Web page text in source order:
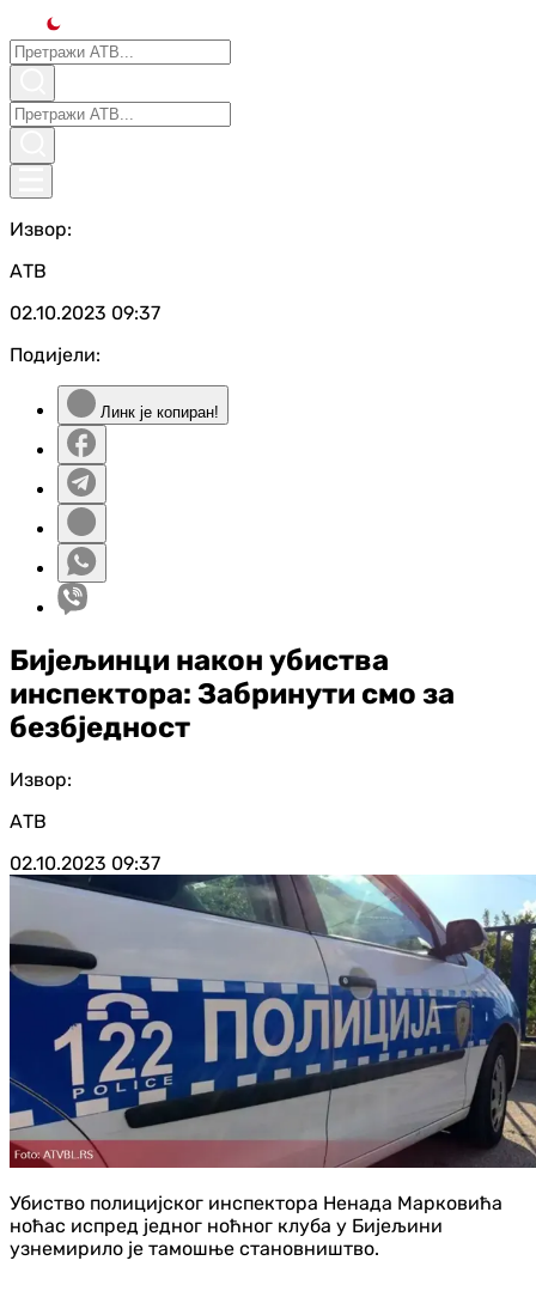
Извор:
АТВ
02.10.2023 09:37
Подијели:
Линк је копиран!
Бијељинци након убиства
инспектора: Забринути смо за
безбједност
Извор:
АТВ
02.10.2023 09:37
Убиство полицијског инспектора Ненада Марковића
ноћас испред једног ноћног клуба у Бијељини
узнемирило је тамошње становништво.